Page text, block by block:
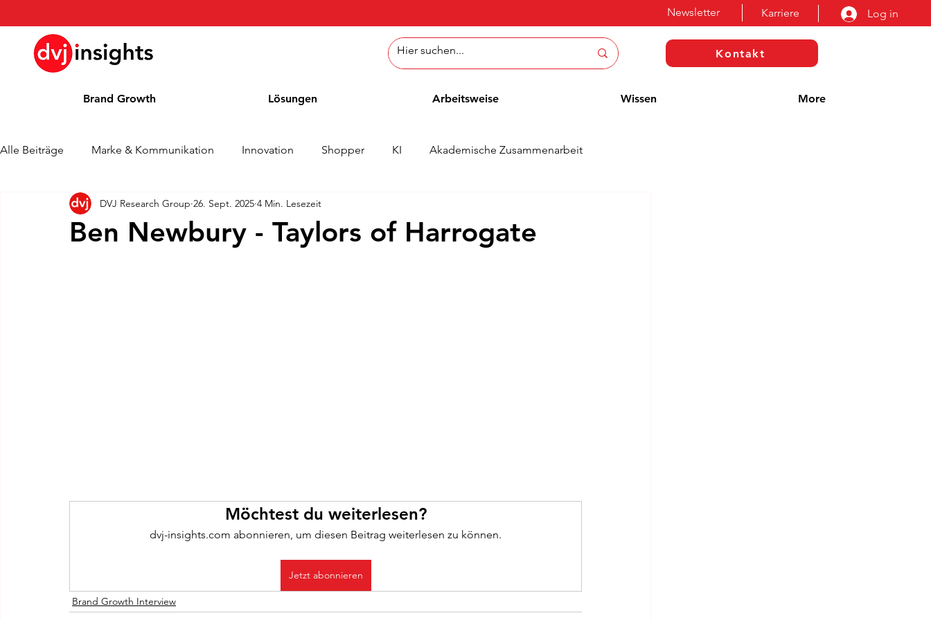
Karriere Log in
Newsletter
Kontakt
Brand Growth Lösungen Arbeitsweise Wissen More
Alle Beiträge Marke & Kommunikation Innovation Shopper KI Akademische Zusammenarbeit
Brand Growth Interview Pressemitteilung Nachrichten
Ben Newbury - Taylors of Harrogate
DVJ Research Group 26. Sept. 2025 4 Min. Lesezeit
Möchtest du weiterlesen?
dvj-insights.com abonnieren, um diesen Beitrag weiterlesen zu können.
Jetzt abonnieren
Brand Growth Interview